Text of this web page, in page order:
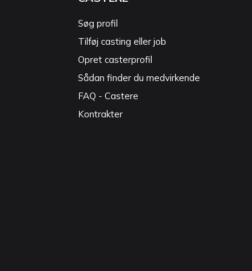
Søg profil
Tilføj casting eller job
Opret casterprofil
Sådan finder du medvirkende
FAQ - Castere
Kontrakter